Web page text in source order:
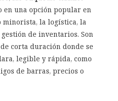
en una opción popular en
minorista, la logística, la
de inventarios. Son
corta duración donde se
legible y rápida, como
de barras, precios o